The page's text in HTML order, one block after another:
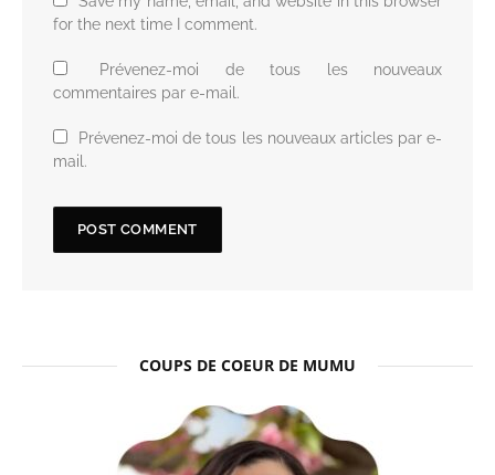
for the next time I comment.
Prévenez-moi de tous les nouveaux
commentaires par e-mail.
Prévenez-moi de tous les nouveaux articles par e-
mail.
COUPS DE COEUR DE MUMU